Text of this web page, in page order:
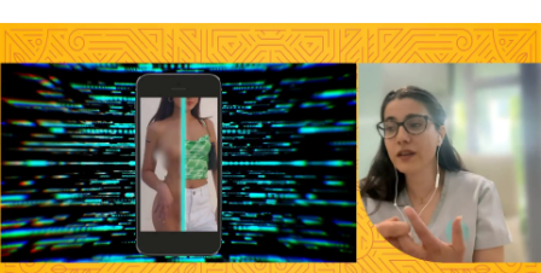
Algunas de ellas inclusohan sufrido extorsiones
por parte de los culpables, que también son
menores y, por tanto, inimputables.
Real Madrid Sucesos
Antena 3 » Programas » Y ahora Sonsoles